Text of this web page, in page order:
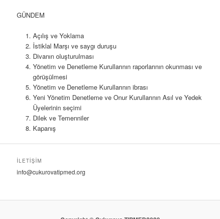
GÜNDEM
Açılış ve Yoklama
İstiklal Marşı ve saygı duruşu
Divanın oluşturulması
Yönetim ve Denetleme Kurullarının raporlarının okunması ve
görüşülmesi
Yönetim ve Denetleme Kurullarının ibrası
Yeni Yönetim Denetleme ve Onur Kurullarının Asıl ve Yedek
Üyelerinin seçimi
Dilek ve Temenniler
Kapanış
İLETIŞIM
info@cukurovatipmed.org